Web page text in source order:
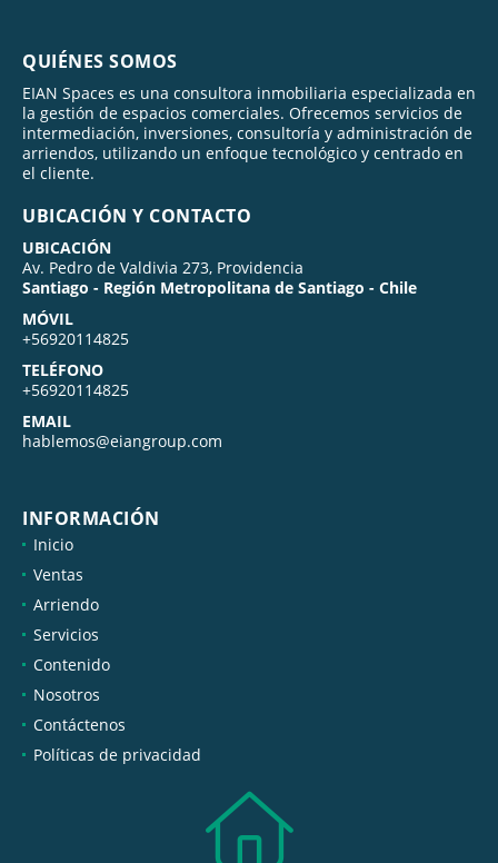
QUIÉNES SOMOS
EIAN Spaces es una consultora inmobiliaria especializada en
la gestión de espacios comerciales. Ofrecemos servicios de
intermediación, inversiones, consultoría y administración de
arriendos, utilizando un enfoque tecnológico y centrado en
el cliente.
UBICACIÓN Y CONTACTO
UBICACIÓN
Av. Pedro de Valdivia 273, Providencia
Santiago - Región Metropolitana de Santiago - Chile
MÓVIL
+56920114825
TELÉFONO
+56920114825
EMAIL
hablemos@eiangroup.com
INFORMACIÓN
Inicio
Ventas
Arriendo
Servicios
Contenido
Nosotros
Contáctenos
Políticas de privacidad